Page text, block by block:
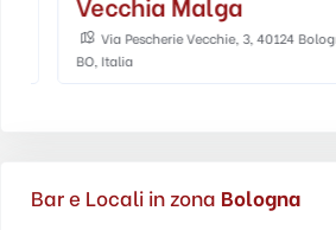
Via Pescherie Vecchie, 3, 40124 Bologna,
BO, Italia
Bar e Locali in zona Bologna